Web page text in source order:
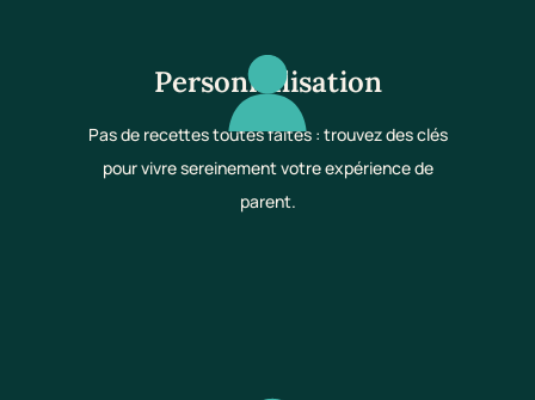
Personnalisation
Pas de recettes toutes faites : trouvez des clés
pour vivre sereinement votre expérience de
parent.